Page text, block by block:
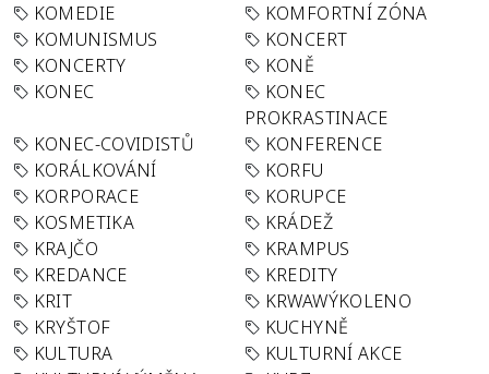
KOMEDIE
KOMFORTNÍ ZÓNA
KOMUNISMUS
KONCERT
KONCERTY
KONĚ
KONEC
KONEC
PROKRASTINACE
KONEC-COVIDISTŮ
KONFERENCE
KORÁLKOVÁNÍ
KORFU
KORPORACE
KORUPCE
KOSMETIKA
KRÁDEŽ
KRAJČO
KRAMPUS
KREDANCE
KREDITY
KRIT
KRWAWÝKOLENO
KRYŠTOF
KUCHYNĚ
KULTURA
KULTURNÍ AKCE